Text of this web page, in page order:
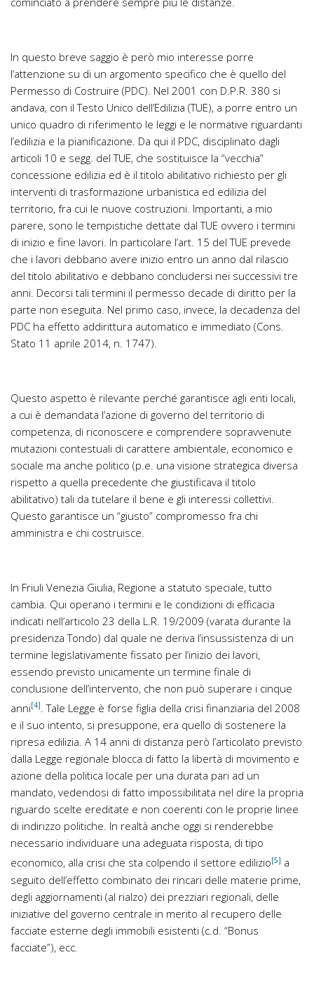
In questo breve saggio è però mio interesse porre
l’attenzione su di un argomento specifico che è quello del
Permesso di Costruire (PDC). Nel 2001 con D.P.R. 380 si
andava, con il Testo Unico dell’Edilizia (TUE), a porre entro un
unico quadro di riferimento le leggi e le normative riguardanti
l’edilizia e la pianificazione. Da qui il PDC, disciplinato dagli
articoli 10 e segg. del TUE, che sostituisce la “vecchia”
concessione edilizia ed è il titolo abilitativo richiesto per gli
interventi di trasformazione urbanistica ed edilizia del
territorio, fra cui le nuove costruzioni. Importanti, a mio
parere, sono le tempistiche dettate dal TUE ovvero i termini
di inizio e fine lavori. In particolare l’art. 15 del TUE prevede
che i lavori debbano avere inizio entro un anno dal rilascio
del titolo abilitativo e debbano concludersi nei successivi tre
anni. Decorsi tali termini il permesso decade di diritto per la
parte non eseguita. Nel primo caso, invece, la decadenza del
PDC ha effetto addirittura automatico e immediato (Cons.
Stato 11 aprile 2014, n. 1747).
Questo aspetto è rilevante perché garantisce agli enti locali,
a cui è demandata l’azione di governo del territorio di
competenza, di riconoscere e comprendere sopravvenute
mutazioni contestuali di carattere ambientale, economico e
sociale ma anche politico (p.e. una visione strategica diversa
rispetto a quella precedente che giustificava il titolo
abilitativo) tali da tutelare il bene e gli interessi collettivi.
Questo garantisce un “giusto” compromesso fra chi
amministra e chi costruisce.
In Friuli Venezia Giulia, Regione a statuto speciale, tutto
cambia. Qui operano i termini e le condizioni di efficacia
indicati nell’articolo 23 della L.R. 19/2009 (varata durante la
presidenza Tondo) dal quale ne deriva l’insussistenza di un
termine legislativamente fissato per l’inizio dei lavori,
essendo previsto unicamente un termine finale di
conclusione dell’intervento, che non può superare i cinque
anni[4]. Tale Legge è forse figlia della crisi finanziaria del 2008
e il suo intento, si presuppone, era quello di sostenere la
ripresa edilizia. A 14 anni di distanza però l’articolato previsto
dalla Legge regionale blocca di fatto la libertà di movimento e
azione della politica locale per una durata pari ad un
mandato, vedendosi di fatto impossibilitata nel dire la propria
riguardo scelte ereditate e non coerenti con le proprie linee
di indirizzo politiche. In realtà anche oggi si renderebbe
necessario individuare una adeguata risposta, di tipo
economico, alla crisi che sta colpendo il settore edilizio[5] a
seguito dell’effetto combinato dei rincari delle materie prime,
degli aggiornamenti (al rialzo) dei prezziari regionali, delle
iniziative del governo centrale in merito al recupero delle
facciate esterne degli immobili esistenti (c.d. “Bonus
facciate”), ecc.